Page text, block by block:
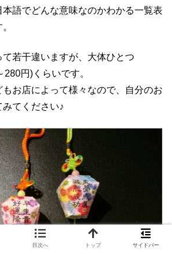
語でどんな意味なのかわかる一覧表
若干違いますが、大体ひとつ
円)くらいです。
お店によって様々なので、自分のお
てください♪
目次へ トップ サイドバー